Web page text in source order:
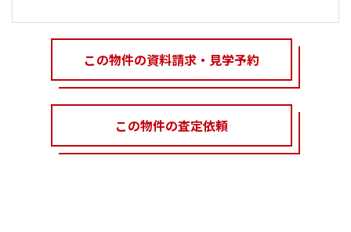
この物件の資料請求・見学予約
この物件の査定依頼